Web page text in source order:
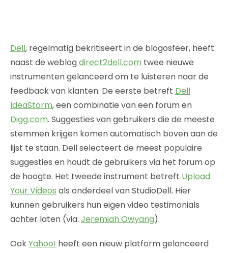
Dell, regelmatig bekritiseert in de blogosfeer, heeft
naast de weblogdirect2dell.com twee nieuwe
instrumenten gelanceerd om te luisteren naar de
feedback van klanten. De eerste betreft Dell
IdeaStorm, een combinatie van een forum en
Digg.com. Suggesties van gebruikers die de meeste
stemmen krijgen komen automatisch boven aan de
lijst te staan. Dell selecteert de meest populaire
suggesties en houdt de gebruikers via het forum op
de hoogte. Het tweede instrument betreft Upload
Your Videos als onderdeel van StudioDell. Hier
kunnen gebruikers hun eigen video testimonials
achter laten (via: Jeremiah Owyang).
OokYahoo! heeft een nieuw platform gelanceerd